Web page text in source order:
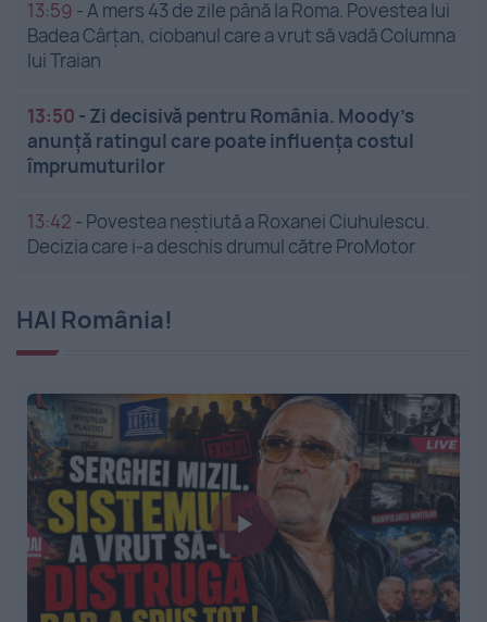
13:59 -A mers 43 de zile până la Roma. Povestea lui
Badea Cârțan, ciobanul care a vrut să vadă Columna
lui Traian
13:50 - Zi decisivă pentru România. Moody’s
anunță ratingul care poate influența costul
împrumuturilor
13:42 - Povestea neștiută a Roxanei Ciuhulescu.
Decizia care i-a deschis drumul către ProMotor
HAI România!